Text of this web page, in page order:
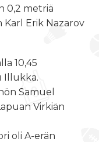
0,2 metriä
Karl Erik Nazarov
10,45
Illukka.
Samuel
Virkiän
oli A-erän